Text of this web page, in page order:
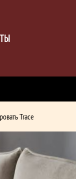
Trace